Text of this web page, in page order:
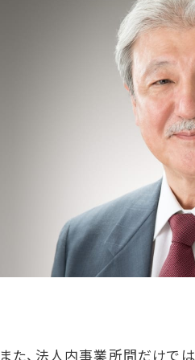
また、法人内事業所間だけで